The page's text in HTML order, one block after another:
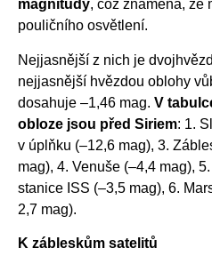
magnitudy, což znamená, že
pouličního osvětlení.
Nejjasnější z nich je
nejjasnější hvězdou oblohy
dosahuje –1,46 mag. V
obloze jsou před Siriem: 1.
v úplňku (–12,6 mag), 3.
mag), 4. Venuše (–4,4 mag),
stanice ISS (–3,5 mag), 6.
2,7 mag).
K zábleskům satelitů